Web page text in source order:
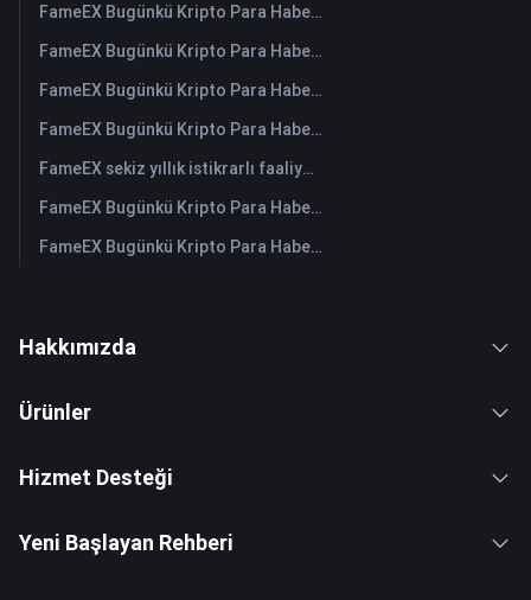
FameEX Bugünkü Kripto Para Haberleri Özeti | 3 Ağustos 2026
FameEX Bugünkü Kripto Para Haberleri Özeti | 31 Temmuz 2026
FameEX Bugünkü Kripto Para Haberleri Özeti | 30 Temmuz 2026
FameEX Bugünkü Kripto Para Haberleri Özeti | 29 Temmuz 2026
FameEX sekiz yıllık istikrarlı faaliyetleri ve küresel büyümesiyle kullanıcı güvenini güçlendiriyor
FameEX Bugünkü Kripto Para Haberleri Özeti | 28 Temmuz 2026
FameEX Bugünkü Kripto Para Haberleri Özeti | 27 Temmuz 2026
Hakkımızda
Ürünler
Hizmet Desteği
Yeni Başlayan Rehberi